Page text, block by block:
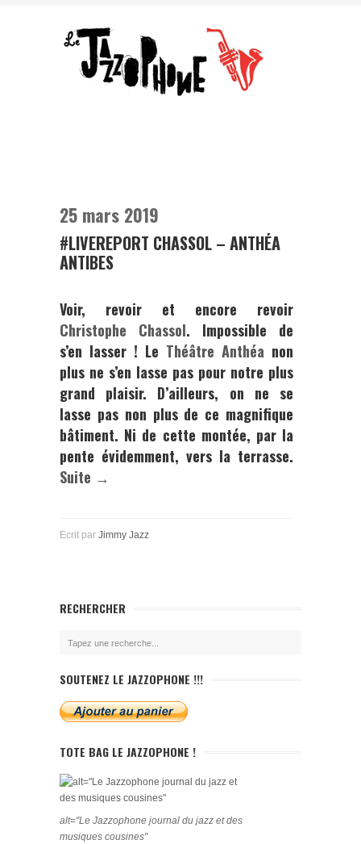
25 mars 2019
#LIVEREPORT CHASSOL – ANTHÉA
ANTIBES
Voir, revoir et encore revoir
Christophe Chassol. Impossible de
s’en lasser ! Le Théâtre Anthéa non
plus ne s’en lasse pas pour notre plus
grand plaisir. D’ailleurs, on ne se
lasse pas non plus de ce magnifique
bâtiment. Ni de cette montée, par la
pente évidemment, vers la terrasse.
Suite →
Ecrit par Jimmy Jazz
RECHERCHER
SOUTENEZ LE JAZZOPHONE !!!
TOTE BAG LE JAZZOPHONE !
alt="Le Jazzophone journal du jazz et des
musiques cousines"